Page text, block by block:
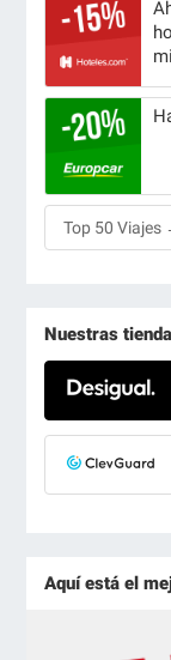
Top 50 Viajes
Nuestras
Aquí está el